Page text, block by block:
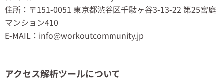
住所：〒151-0051 東京都渋谷区千駄ヶ谷3-13-22 第25宮庭
マンション410
E-MAIL：info@workoutcommunity.jp
アクセス解析ツールについて